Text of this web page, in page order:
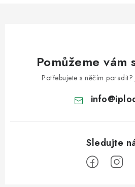
Pomůžeme vám
Potřebujete s něčím poradit?
info@